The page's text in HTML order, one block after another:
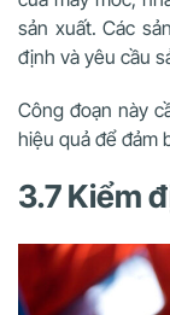
sản xuất. Các
định và yêu cầu
Công đoạn này
hiệu quả để đảm
3.7 Kiểm